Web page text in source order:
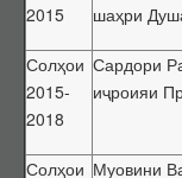
2015
шаҳри
Солҳои
2015-
2018
Сардори
иҷроияи
Солҳои Муовини